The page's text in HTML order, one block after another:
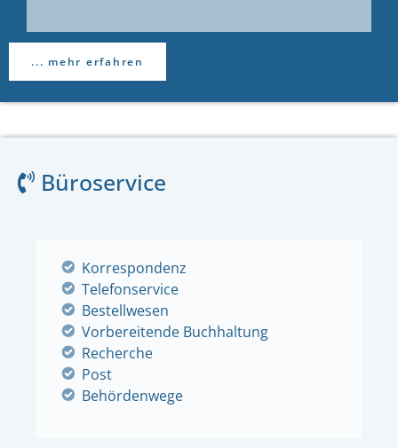
... mehr erfahren
Büroservice
Korrespondenz
Telefonservice
Bestellwesen
Vorbereitende Buchhaltung
Recherche
Post
Behördenwege